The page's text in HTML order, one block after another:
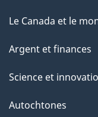
Le Canada et le
Argent et finances
Science et
Autochtones